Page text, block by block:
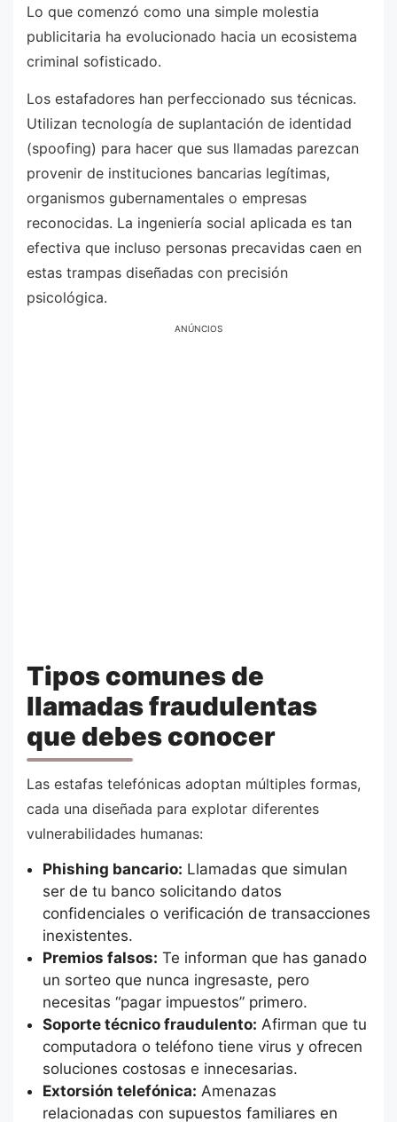
Lo que comenzó como una simple molestia
publicitaria ha evolucionado hacia un ecosistema
criminal sofisticado.
Los estafadores han perfeccionado sus técnicas.
Utilizan tecnología de suplantación de identidad
(spoofing) para hacer que sus llamadas parezcan
provenir de instituciones bancarias legítimas,
organismos gubernamentales o empresas
reconocidas. La ingeniería social aplicada es tan
efectiva que incluso personas precavidas caen en
estas trampas diseñadas con precisión
psicológica.
ANÚNCIOS
Tipos comunes de
llamadas fraudulentas
que debes conocer
Las estafas telefónicas adoptan múltiples formas,
cada una diseñada para explotar diferentes
vulnerabilidades humanas:
Phishing bancario: Llamadas que simulan
ser de tu banco solicitando datos
confidenciales o verificación de transacciones
inexistentes.
Premios falsos: Te informan que has ganado
un sorteo que nunca ingresaste, pero
necesitas “pagar impuestos” primero.
Soporte técnico fraudulento: Afirman que tu
computadora o teléfono tiene virus y ofrecen
soluciones costosas e innecesarias.
Extorsión telefónica: Amenazas
relacionadas con supuestos familiares en